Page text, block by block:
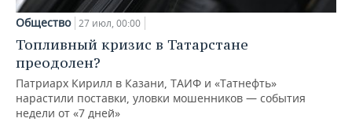
Общество 27 июл, 00:00
Топливный кризис в Татарстане
преодолен?
Патриарх Кирилл в Казани, ТАИФ и «Татнефть»
нарастили поставки, уловки мошенников — события
недели от «7 дней»